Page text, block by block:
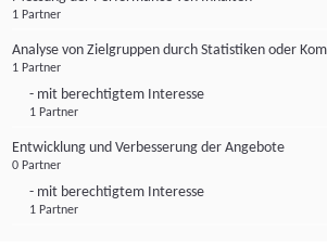
1 Partner
Analyse von Zielgruppen durch Statistiken oder
1 Partner
- mit berechtigtem Interesse
1 Partner
Entwicklung und Verbesserung der Angebote
0 Partner
- mit berechtigtem Interesse
1 Partner